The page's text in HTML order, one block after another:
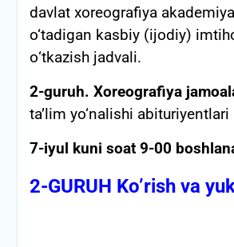
davlat xoreografiya
o‘tadigan kasbiy (ijodiy)
о‘tkazish jadvali.
2-guruh. Xoreografiya
ta’lim yo‘nalishi abituriyentlari
7-iyul kuni soat 9-00
2-GURUH Ko’rish va